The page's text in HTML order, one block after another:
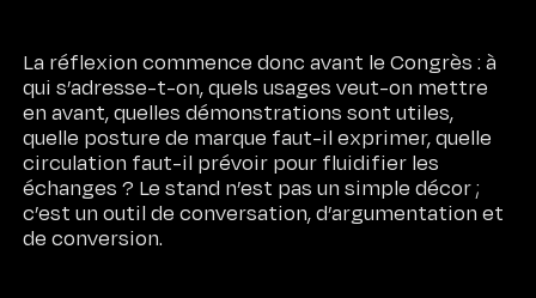
La réflexion commence donc avant le Congrès : à
qui s’adresse-t-on, quels usages veut-on mettre
en avant, quelles démonstrations sont utiles,
quelle posture de marque faut-il exprimer, quelle
circulation faut-il prévoir pour fluidifier les
échanges ? Le stand n’est pas un simple décor ;
c’est un outil de conversation, d’argumentation et
de conversion.